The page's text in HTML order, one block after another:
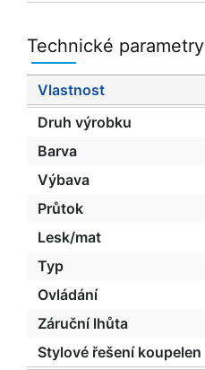
Technické parametry
Vlastnost
Druh výrobku
Barva
Výbava
Průtok
Lesk/mat
Typ
Ovládání
Záruční lhůta
Stylové řešení koupelen